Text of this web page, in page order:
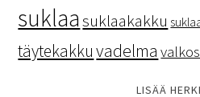
suklaa suklaakakku
täytekakkuvadelma
LISÄÄ